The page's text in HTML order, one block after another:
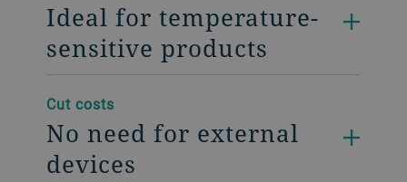
Ideal for temperature-
sensitive products
Cut costs
No need for external
devices